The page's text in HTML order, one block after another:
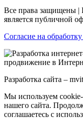
Все права защищены |
является публичной
Согласие на
Разработка сайта –
Мы используем
нашего сайта.
соглашаетесь с